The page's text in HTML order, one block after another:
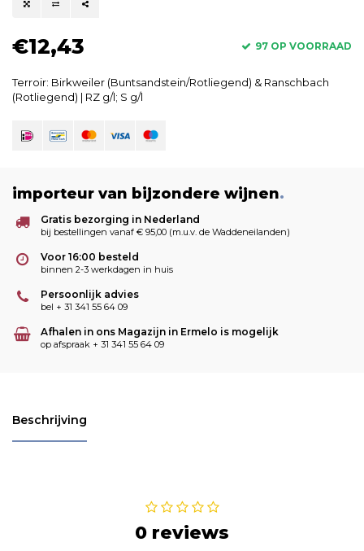
€12,43 97 OP VOORRAAD
Terroir: Birkweiler (Buntsandstein/Rotliegend) & Ranschbach
(Rotliegend) | RZ g/l; S g/l
importeur van bijzondere wijnen.
Gratis bezorging in Nederland
bij bestellingen vanaf € 95,00 (m.u.v. de Waddeneilanden)
Voor 16:00 besteld
binnen 2-3 werkdagen in huis
Persoonlijk advies
bel + 31 341 55 64 09
Afhalen in ons Magazijn in Ermelo is mogelijk
op afspraak + 31 341 55 64 09
Beschrijving
0 reviews